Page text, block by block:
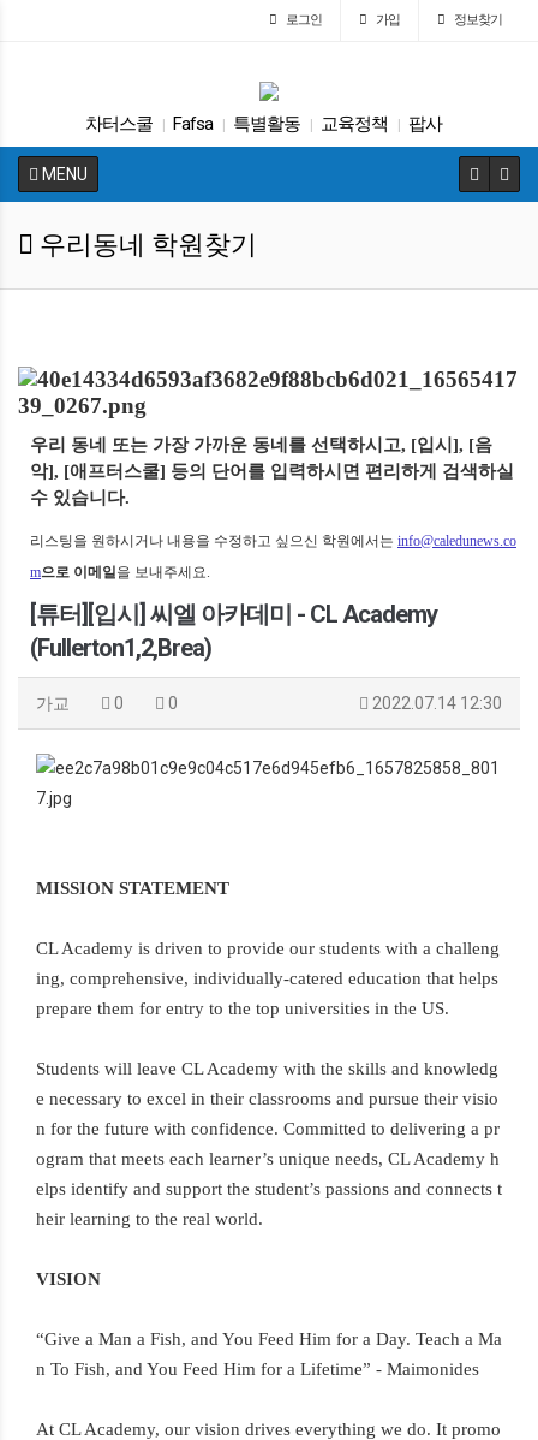
로그인 가입 정보찾기
차터스쿨 Fafsa 특별활동 교육정책 팝사
바이든 ACT ACT 커먼코어 학자금
MENU
우리동네 학원찾기
우리 동네 또는 가장 가까운 동네를 선택하시고, [입시], [음
악], [애프터스쿨] 등의 단어를 입력하시면 편리하게 검색하실
수 있습니다.
리스팅을 원하시거나 내용을 수정하고 싶으신 학원에서는 info@caledunews.co
m으로 이메일을 보내주세요.
[튜터][입시] 씨엘 아카데미 - CL Academy
(Fullerton1,2,Brea)
가교 0 0 2022.07.14 12:30
MISSION STATEMENT
CL Academy is driven to provide our students with a challeng
ing, comprehensive, individually-catered education that helps
prepare them for entry to the top universities in the US.
Students will leave CL Academy with the skills and knowledg
e necessary to excel in their classrooms and pursue their visio
n for the future with confidence. Committed to delivering a pr
ogram that meets each learner’s unique needs, CL Academy h
elps identify and support the student’s passions and connects t
heir learning to the real world.
VISION
“Give a Man a Fish, and You Feed Him for a Day. Teach a Ma
n To Fish, and You Feed Him for a Lifetime” - Maimonides
At CL Academy, our vision drives everything we do. It promo